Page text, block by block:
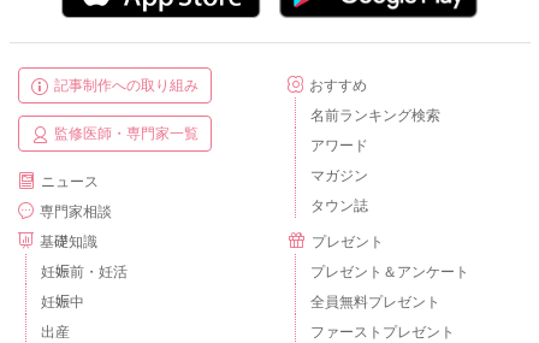
記事制作への取り組み
監修医師・専門家一覧
ニュース
専門家相談
基礎知識
妊娠前・妊活
妊娠中
出産
おすすめ
名前ランキング検索
アワード
マガジン
タウン誌
プレゼント
プレゼント＆アンケート
全員無料プレゼント
ファーストプレゼント